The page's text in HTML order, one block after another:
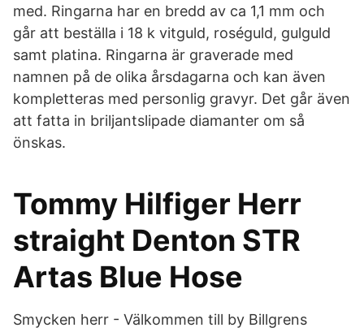
med. Ringarna har en bredd av ca 1,1 mm och
går att beställa i 18 k vitguld, roséguld, gulguld
samt platina. Ringarna är graverade med
namnen på de olika årsdagarna och kan även
kompletteras med personlig gravyr. Det går även
att fatta in briljantslipade diamanter om så
önskas.
Tommy Hilfiger Herr
straight Denton STR
Artas Blue Hose
Smycken herr - Välkommen till by Billgrens